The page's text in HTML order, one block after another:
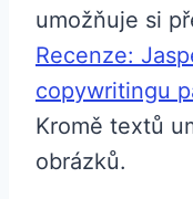
umožňuje si
Recenze:
copywritingu
Kromě textů
obrázků.